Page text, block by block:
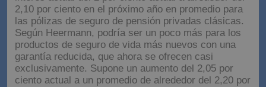
2,10 por ciento en el próximo año en promedio para
las pólizas de seguro de pensión privadas clásicas.
Según Heermann, podría ser un poco más para los
productos de seguro de vida más nuevos con una
garantía reducida, que ahora se ofrecen casi
exclusivamente. Supone un aumento del 2,05 por
ciento actual a un promedio de alrededor del 2,20 por